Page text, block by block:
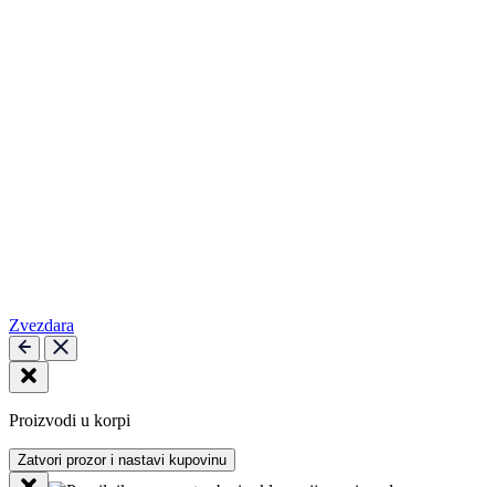
Zvezdara
Proizvodi u korpi
Zatvori prozor i nastavi kupovinu